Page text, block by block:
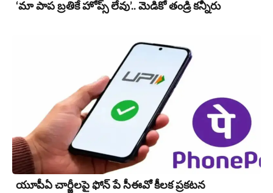
‘మా పాప బ్రతికే హోప్స్ లేవు’.. మెడికో తండ్రి కన్నీరు
యూపీఏ చార్జీల‌పై ఫోన్ పే సీఈవో కీల‌క ప్ర‌క‌ట‌న‌